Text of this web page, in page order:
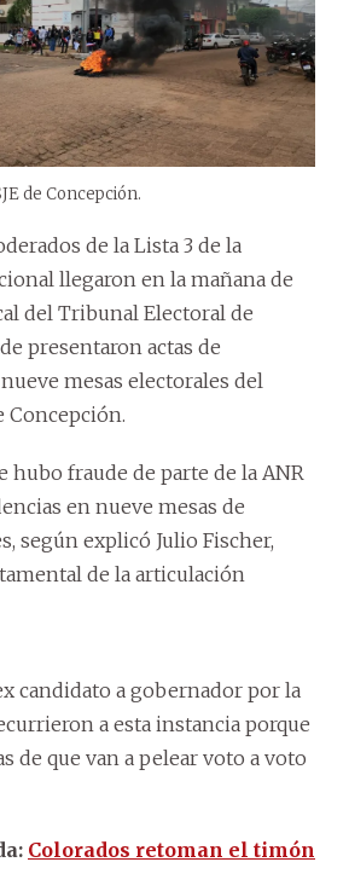
de Concepción.
de la Lista 3 de la
llegaron en la mañana de
del Tribunal Electoral de
presentaron actas de
mesas electorales del
Concepción.
hubo fraude de parte de la ANR
en nueve mesas de
según explicó Julio Fischer,
de la articulación
candidato a gobernador por la
a esta instancia porque
de que van a pelear voto a voto
Colorados retoman el timón